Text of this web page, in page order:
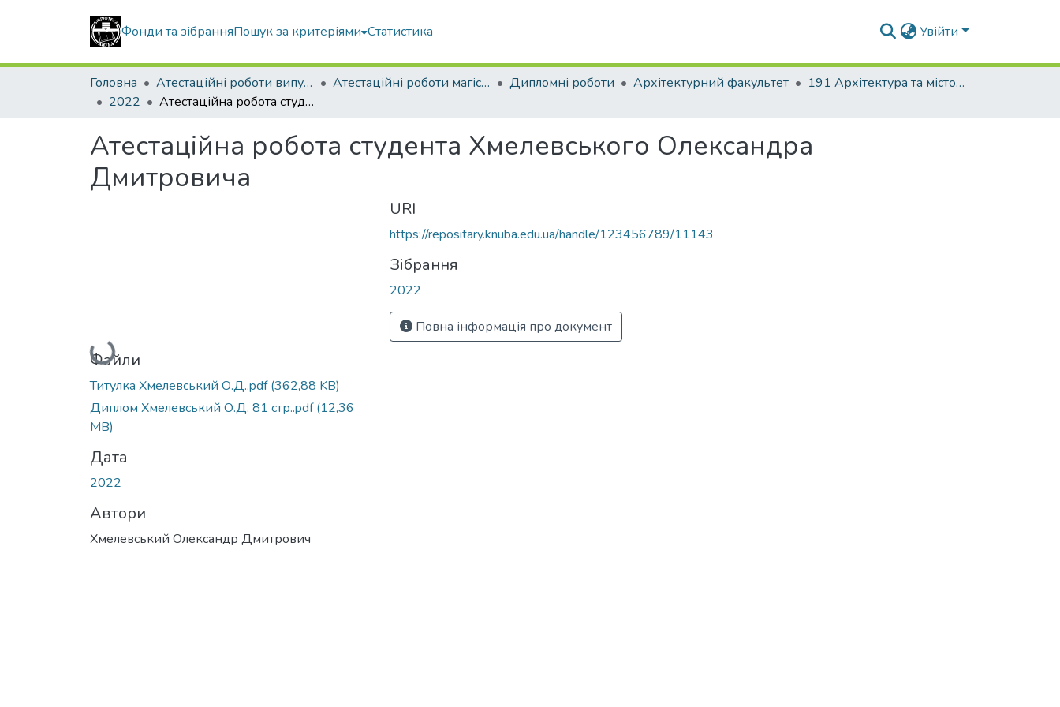
Фонди та зібранняПошук за критеріями Статистика Увійти
Головна Атестаційні роботи випускників Атестаційні роботи магістрів Дипломні роботи Архітектурний факультет
191 Архітектура та містобудування. Ландшафтна архітектура
2022
Атестаційна робота студента Хмелевського Олександра Дмитровича
Атестаційна робота студента Хмелевського Олександра
Дмитровича
Вантажиться...
Файли
Титулка Хмелевський О.Д..pdf(362,88 KB)
Диплом Хмелевський О.Д. 81 стр..pdf(12,36
MB)
Дата
2022
Автори
Хмелевський Олександр Дмитрович
URI
https://repositary.knuba.edu.ua/handle/123456789/11143
Зібрання
2022
Повна інформація про документ